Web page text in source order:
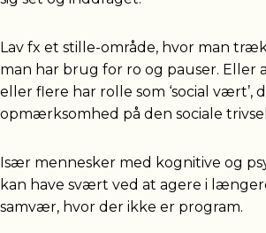
Lav fx et stille-område, hvor man
man har brug for ro og pauser. Eller
eller flere har rolle som ‘social vært’,
opmærksomhed på den sociale
Især mennesker med kognitive og
kan have svært ved at agere i
samvær, hvor der ikke er program.